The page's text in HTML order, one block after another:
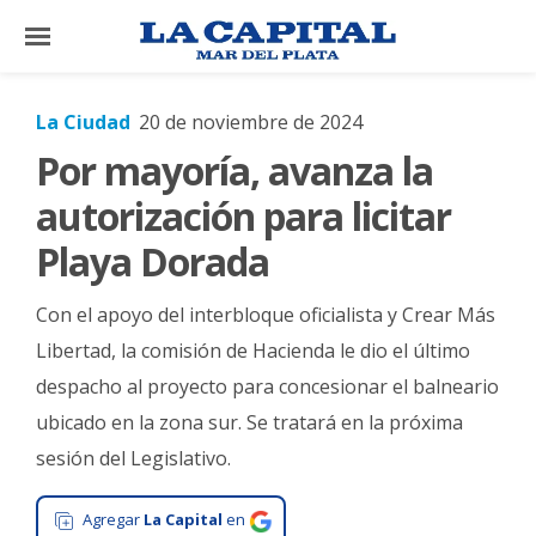
×
El
El
Mundo
La
Zona
Cultura
Tecnología
Salud
La Ciudad 20 de noviembre de 2024
Por mayoría, avanza la
autorización para licitar
Playa Dorada
Con el apoyo del interbloque oficialista y Crear Más
Libertad, la comisión de Hacienda le dio el último
despacho al proyecto para concesionar el balneario
ubicado en la zona sur. Se tratará en la próxima
sesión del Legislativo.
Agregar La Capital en